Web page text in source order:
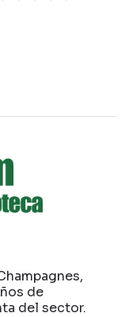
de
del sector.